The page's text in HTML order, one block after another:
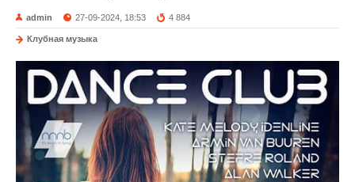
admin 27-09-2024, 18:53 4 884
Клубная музыка